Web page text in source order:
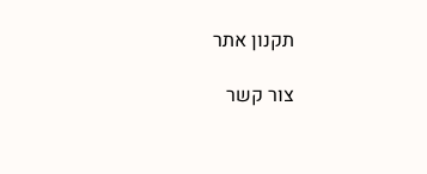
תקנון אתר
צור קשר